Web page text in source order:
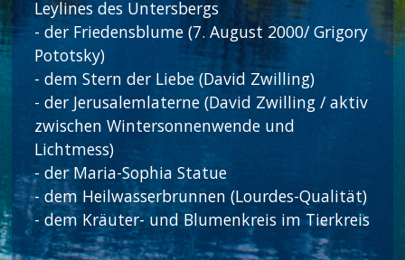
Leylines des Untersbergs
- der Friedensblume (7. August 2000/ Grigory
Pototsky)
- dem Stern der Liebe (David Zwilling)
- der Jerusalemlaterne (David Zwilling / aktiv
zwischen Wintersonnenwende und
Lichtmess)
- der Maria-Sophia Statue
- dem Heilwasserbrunnen (Lourdes-Qualität)
- dem Kräuter- und Blumenkreis im Tierkreis